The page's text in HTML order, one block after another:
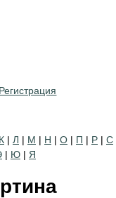
Регистрация
К | Л | М | Н | О | П | Р | С
| Ю | Я